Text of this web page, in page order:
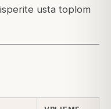
usta toplom